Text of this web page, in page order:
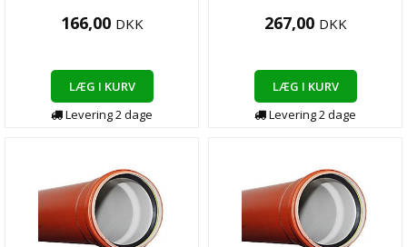
166,00 DKK
LÆG I KURV
Levering2dage
267,00 DKK
LÆG I KURV
Levering2dage